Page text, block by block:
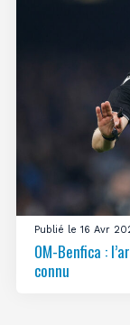
Publié le 16 Avr
OM-Benfica :
connu